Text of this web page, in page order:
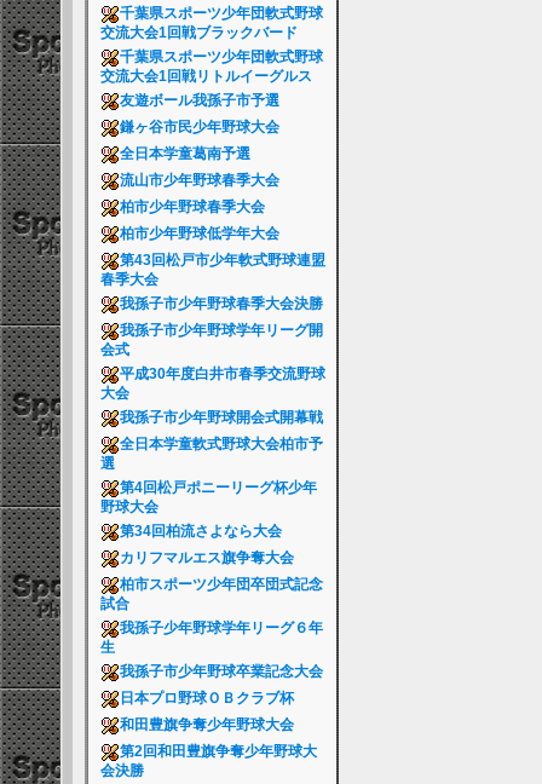
千葉県スポーツ少年団軟式野球
交流大会1回戦ブラックバード
千葉県スポーツ少年団軟式野球
交流大会1回戦リトルイーグルス
友遊ボール我孫子市予選
鎌ヶ谷市民少年野球大会
全日本学童葛南予選
流山市少年野球春季大会
柏市少年野球春季大会
柏市少年野球低学年大会
第43回松戸市少年軟式野球連盟
春季大会
我孫子市少年野球春季大会決勝
我孫子市少年野球学年リーグ開
会式
平成30年度白井市春季交流野球
大会
我孫子市少年野球開会式開幕戦
全日本学童軟式野球大会柏市予
選
第4回松戸ポニーリーグ杯少年
野球大会
第34回柏流さよなら大会
カリフマルエス旗争奪大会
柏市スポーツ少年団卒団式記念
試合
我孫子少年野球学年リーグ６年
生
我孫子市少年野球卒業記念大会
日本プロ野球ＯＢクラブ杯
和田豊旗争奪少年野球大会
第2回和田豊旗争奪少年野球大
会決勝